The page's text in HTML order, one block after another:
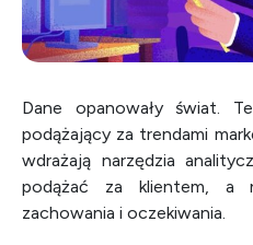
Dane opanowały świat.
podążający za trendami
wdrażają narzędzia
podążać za klientem, a
zachowania i oczekiwania.